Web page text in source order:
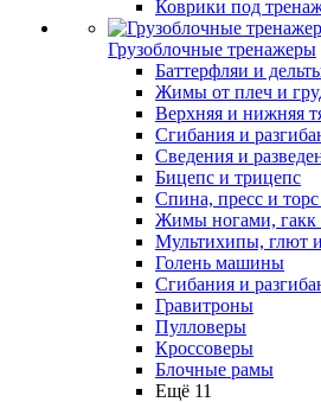
Коврики под
Грузоблочные тренажеры
Баттерфляи и
Жимы от плеч и
Верхняя и нижняя
Сгибания и
Сведения и
Бицепс и трицепс
Спина, пресс и
Жимы ногами,
Мультихипы, глют
Голень машины
Сгибания и
Гравитроны
Пулловеры
Кроссоверы
Блочные рамы
Ещё 11